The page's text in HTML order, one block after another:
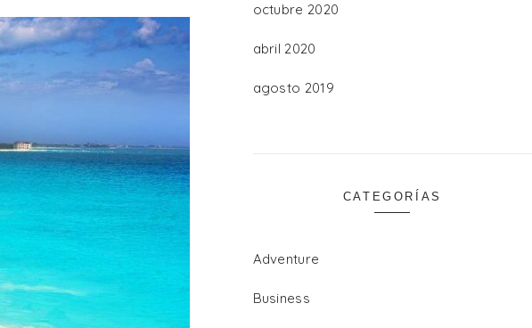
octubre 2020
abril 2020
agosto 2019
CATEGORÍAS
Adventure
Business